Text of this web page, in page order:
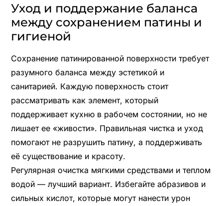
Уход и поддержание баланса
между сохранением патины и
гигиеной
Сохранение патинированной поверхности требует
разумного баланса между эстетикой и
санитарией. Каждую поверхность стоит
рассматривать как элемент, который
поддерживает кухню в рабочем состоянии, но не
лишает ее «живости». Правильная чистка и уход
помогают не разрушить патину, а поддерживать
её существование и красоту.
Регулярная очистка мягкими средствами и теплом
водой — лучший вариант. Избегайте абразивов и
сильных кислот, которые могут нанести урон